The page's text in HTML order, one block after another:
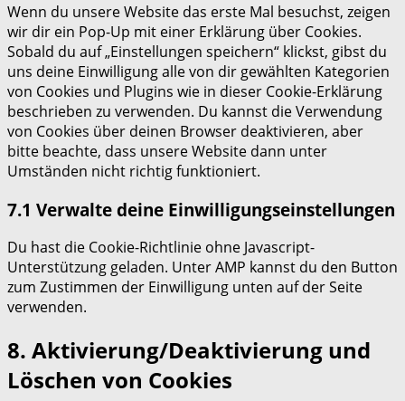
Wenn du unsere Website das erste Mal besuchst, zeigen
wir dir ein Pop-Up mit einer Erklärung über Cookies.
Sobald du auf „Einstellungen speichern“ klickst, gibst du
uns deine Einwilligung alle von dir gewählten Kategorien
von Cookies und Plugins wie in dieser Cookie-Erklärung
beschrieben zu verwenden. Du kannst die Verwendung
von Cookies über deinen Browser deaktivieren, aber
bitte beachte, dass unsere Website dann unter
Umständen nicht richtig funktioniert.
7.1 Verwalte deine Einwilligungseinstellungen
Du hast die Cookie-Richtlinie ohne Javascript-
Unterstützung geladen. Unter AMP kannst du den Button
zum Zustimmen der Einwilligung unten auf der Seite
verwenden.
8. Aktivierung/Deaktivierung und
Löschen von Cookies